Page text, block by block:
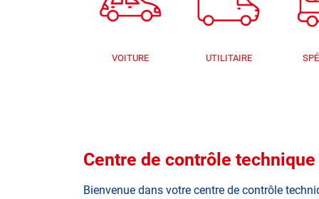
VOITURE UTILITAIRE
Centre de contrôle technique
Bienvenue dans votre centre de contrôle